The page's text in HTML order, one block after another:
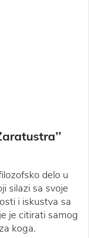
delo u
silazi sa svoje
i iskustva sa
je citirati samog
koga.